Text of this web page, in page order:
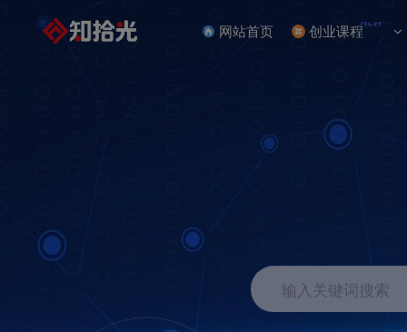
网站首页 创业课程NEW
输入关键词搜索